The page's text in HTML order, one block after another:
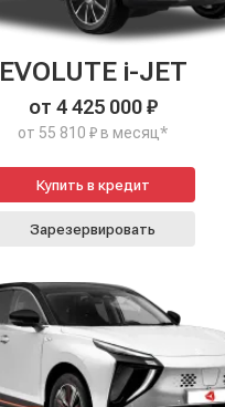
EVOLUTE i-JET
от 4 425 000 ₽
от 55 810 ₽ в месяц*
Купить в кредит
Зарезервировать